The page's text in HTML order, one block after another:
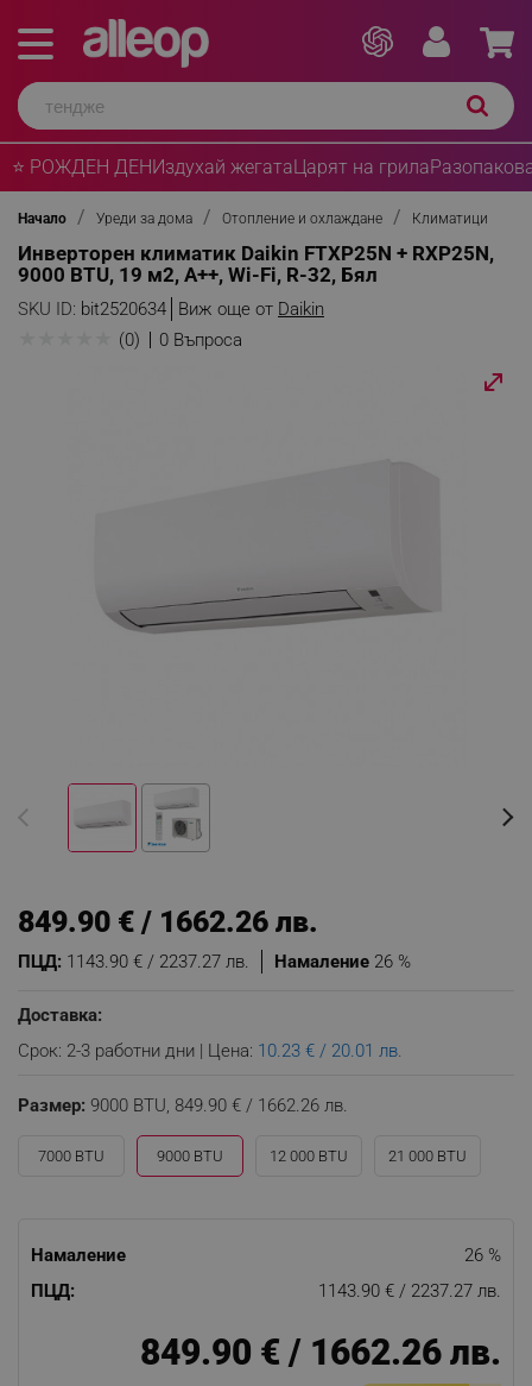
⭐ РОЖДЕН ДЕНИздухай жегатаЦарят на грила
Начало Уреди за дома Отопление и охлаждане Климатици
Инверторен климатик Daikin FTXP25N + RXP25N,
9000 BTU, 19 м2, A++, Wi-Fi, R-32, Бял
SKU ID: bit2520634 Виж още от Daikin
(0) 0 Въпроса
Намаление 26 %
ПЦД: 1143.90 € / 2237.27 лв.
849.90 € / 1662.26 лв.
Доставка:
Срок: 2-3 работни дни | Цена: 10.23 € / 20.01 лв.
Размер: 9000 BTU, 849.90 € / 1662.26 лв.
7000 BTU 9000 BTU 12 000 BTU 21 000 BTU
Намаление
26 %
ПЦД:
1143.90 € / 2237.27 лв.
849.90 € / 1662.26 лв.